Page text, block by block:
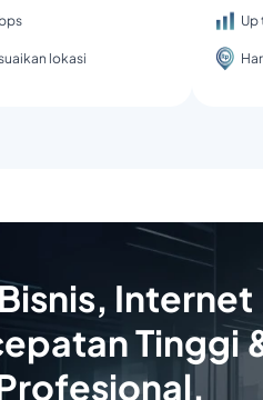
lokasi
Up
Internet
Tinggi